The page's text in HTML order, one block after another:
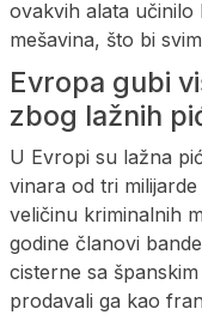
ovakvih alata učinilo
mešavina, što bi
Evropa gubi
zbog lažnih
U Evropi su lažna
vinara od tri
veličinu kriminalnih
godine članovi
cisterne sa
prodavali ga kao